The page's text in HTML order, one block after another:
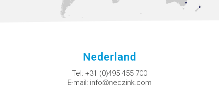
Nederland
Tel: +31 (0)495 455 700
E-mail: info@nedzink.com